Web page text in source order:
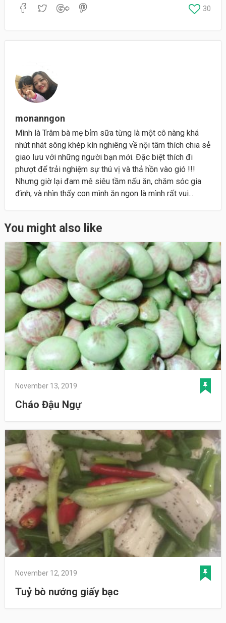
30
monanngon
Mình là Trâm bà mẹ bỉm sữa từng là một cô nàng khá
nhút nhát sông khép kín nghiêng về nội tâm thích chia sẻ
giao lưu với những người bạn mới. Đặc biệt thích đi
phượt để trải nghiệm sự thú vị và thả hồn vào gió !!!
Nhưng giờ lại đam mê siêu tầm nấu ăn, chăm sóc gia
đình, và nhìn thấy con mình ăn ngon là mình rất vui...
You might also like
November 13, 2019
Cháo Đậu Ngự
November 12, 2019
Tuỷ bò nướng giấy bạc